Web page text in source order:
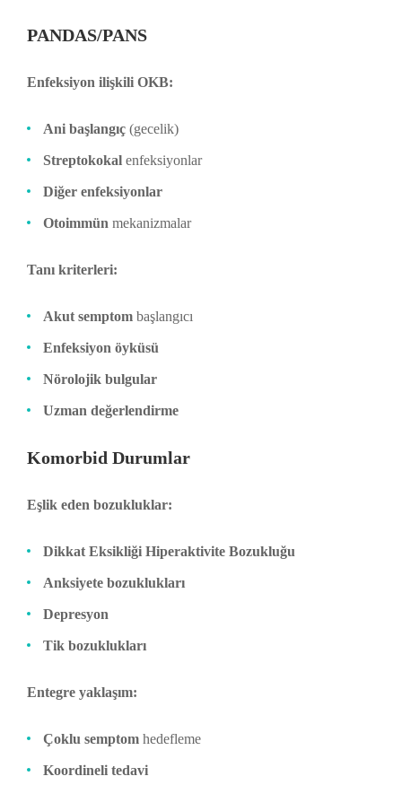
PANDAS/PANS
Enfeksiyon ilişkili OKB:
Ani başlangıç (gecelik)
Streptokokal enfeksiyonlar
Diğer enfeksiyonlar
Otoimmün mekanizmalar
Tanı kriterleri:
Akut semptom başlangıcı
Enfeksiyon öyküsü
Nörolojik bulgular
Uzman değerlendirme
Komorbid Durumlar
Eşlik eden bozukluklar:
Dikkat Eksikliği Hiperaktivite Bozukluğu
Anksiyete bozuklukları
Depresyon
Tik bozuklukları
Entegre yaklaşım:
Çoklu semptom hedefleme
Koordineli tedavi